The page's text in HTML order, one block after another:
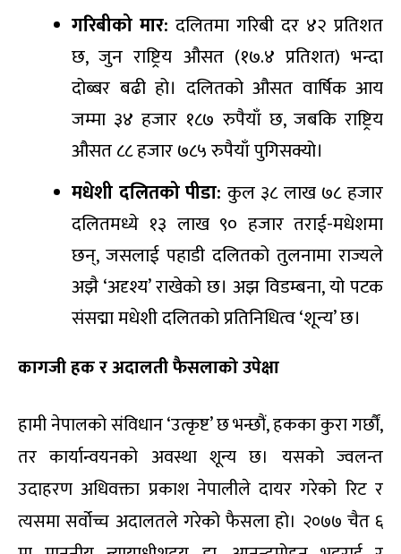
गरिबीको मार: दलितमा गरिबी दर ४२ प्रतिशत
छ, जुन राष्ट्रिय औसत (१७.४ प्रतिशत) भन्दा
दोब्बर बढी हो। दलितको औसत वार्षिक आय
जम्मा ३४ हजार १८७ रुपैयाँ छ, जबकि राष्ट्रिय
औसत ८८ हजार ७८५ रुपैयाँ पुगिसक्यो।
मधेशी दलितको पीडा: कुल ३८ लाख ७८ हजार
दलितमध्ये १३ लाख ९० हजार तराई-मधेशमा
छन्, जसलाई पहाडी दलितको तुलनामा राज्यले
अझै ‘अदृश्य’ राखेको छ। अझ विडम्बना, यो पटक
संसद्मा मधेशी दलितको प्रतिनिधित्व ‘शून्य’ छ।
कागजी हक र अदालती फैसलाको उपेक्षा
हामी नेपालको संविधान ‘उत्कृष्ट’ छ भन्छौं, हकका कुरा गर्छौं,
तर कार्यान्वयनको अवस्था शून्य छ। यसको ज्वलन्त
उदाहरण अधिवक्ता प्रकाश नेपालीले दायर गरेको रिट र
त्यसमा सर्वोच्च अदालतले गरेको फैसला हो। २०७७ चैत ६